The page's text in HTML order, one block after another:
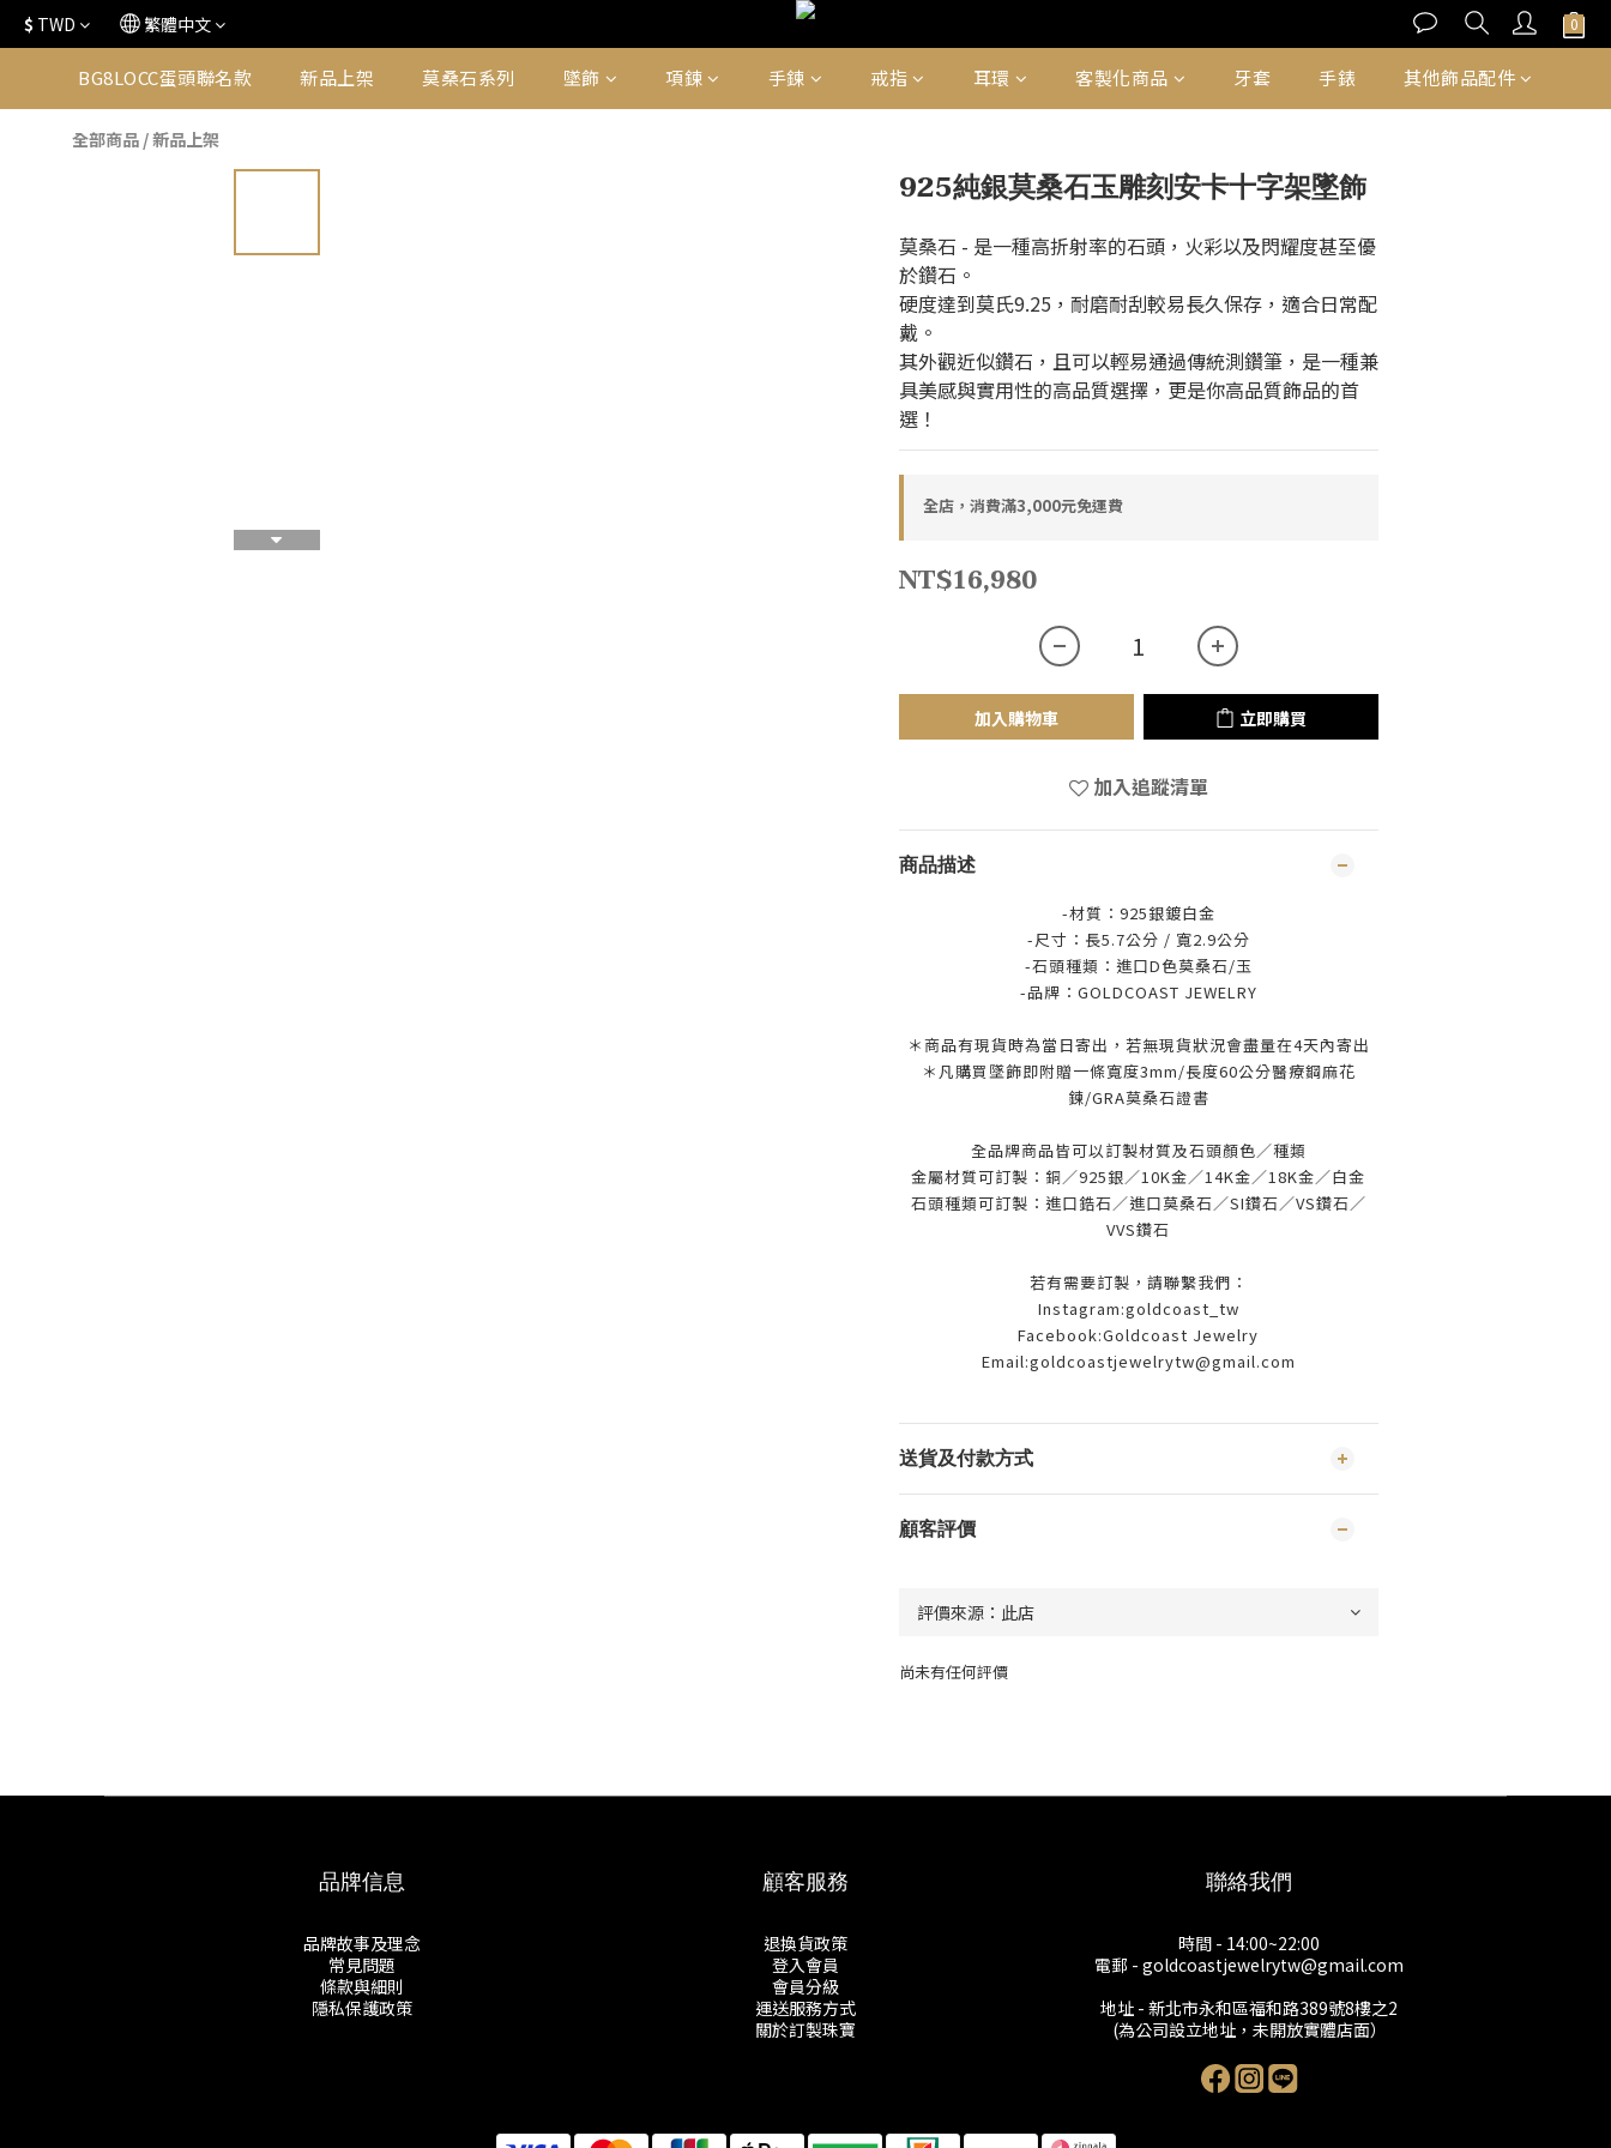
$ TWD 繁體中文
BG8LOCC蛋頭聯名款 新品上架 莫桑石系列 墜飾 項鍊 手鍊 戒指 耳環 客製化商品 牙套 手錶 其他飾品配件
全部商品 /新品上架
925純銀莫桑石玉雕刻安卡十字架墜飾
莫桑石 - 是一種高折射率的石頭，火彩以及閃耀度甚至優
於鑽石。
硬度達到莫氏9.25，耐磨耐刮較易長久保存，適合日常配
戴。
其外觀近似鑽石，且可以輕易通過傳統測鑽筆，是一種兼
具美感與實用性的高品質選擇，更是你高品質飾品的首
選！
全店，消費滿3,000元免運費
NT$16,980
加入購物車 立即購買
加入追蹤清單
商品描述
-材質：925銀鍍白金
-尺寸：長5.7公分 / 寬2.9公分
-石頭種類：進口D色莫桑石/玉
-品牌： GOLDCOAST JEWELRY
＊商品有現貨時為當日寄出，若無現貨狀況會盡量在4天內寄出
＊凡購買墜飾即附贈一條寬度3mm/長度60公分醫療鋼麻花
鍊/GRA莫桑石證書
全品牌商品皆可以訂製材質及石頭顏色／種類
金屬材質可訂製：銅／925銀／10K金／14K金／18K金／白金
石頭種類可訂製：進口鋯石／進口莫桑石／SI鑽石／VS鑽石／
VVS鑽石
若有需要訂製，請聯繫我們：
Instagram:goldcoast_tw
Facebook:Goldcoast Jewelry
Email:goldcoastjewelrytw@gmail.com
送貨及付款方式
顧客評價
尚未有任何評價
立即購買
品牌信息
品牌故事及理念
常見問題
條款與細則
隱私保護政策
顧客服務
退換貨政策
登入會員
會員分級
運送服務方式
關於訂製珠寶
聯絡我們
時間 - 14:00~22:00
電郵 - goldcoastjewelrytw@gmail.com
地址 - 新北市永和區福和路389號8樓之2
(為公司設立地址，未開放實體店面）